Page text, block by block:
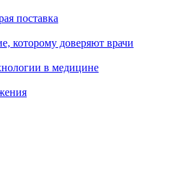
поставка
которому доверяют врачи
в медицине